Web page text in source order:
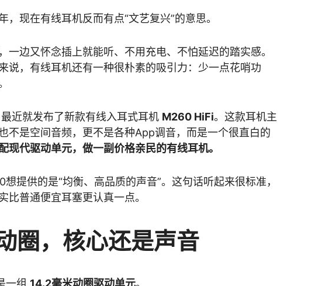
，现在有线耳机反而有点“文艺复兴”的意思。
一边又怀念插上就能听、不用充电、不怕延迟的踏实感。
说，有线耳机还有一种很朴素的吸引力：少一点花哨功
最近就发布了新款有线入耳式耳机 M260 HiFi。这款耳机主
不是空间音频，更不是各种App调音，而是一个很直白的
现代驱动单元，做一副价格亲民的有线耳机。
提供的是“均衡、高品质的声音”。这句话听起来很标准，
比普通便宜耳塞更认真一点。
圈，核心还是声音
一组 14.2毫米动圈驱动单元。